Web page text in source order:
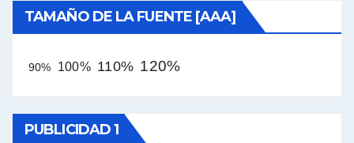
TAMAÑO DE LA FUENTE [AAA]
90% 100% 110% 120%
PUBLICIDAD 1